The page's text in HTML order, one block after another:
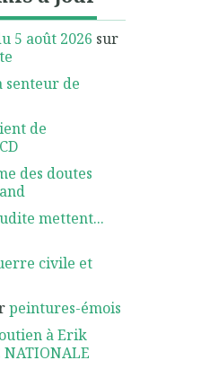
5 août 2026 sur
senteur de
de
des doutes
mettent...
civile et
peintures-émois
à Erik
NATIONALE